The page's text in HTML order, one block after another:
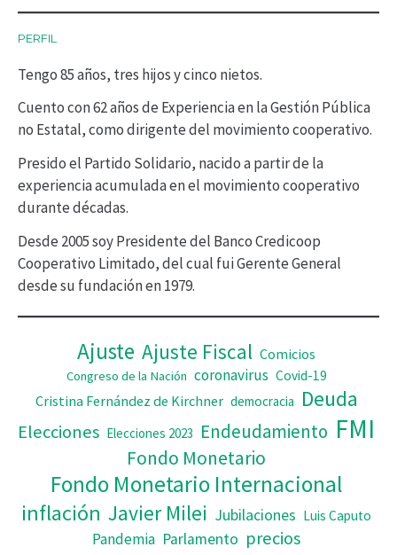
c
t
o
r
d
e
v
d
e
o
PERFIL
Tengo 85 años, tres hijos y cinco nietos.
Cuento con 62 años de Experiencia en la Gestión Pública
no Estatal, como dirigente del movimiento cooperativo.
Presido el Partido Solidario, nacido a partir de la
experiencia acumulada en el movimiento cooperativo
durante décadas.
Desde 2005 soy Presidente del Banco Credicoop
Cooperativo Limitado, del cual fui Gerente General
desde su fundación en 1979.
Ajuste Ajuste Fiscal Comicios
Congreso de la Nación coronavirus Covid-19
Cristina Fernández de Kirchner democracia Deuda
Elecciones Elecciones 2023 Endeudamiento FMI
Fondo Monetario
Fondo Monetario Internacional
inflación Javier Milei Jubilaciones Luis Caputo
Pandemia Parlamento precios